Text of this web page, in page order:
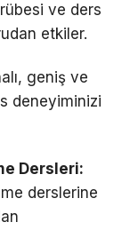
ve ders
etkiler.
geniş ve
deneyiminizi
Dersleri:
derslerine